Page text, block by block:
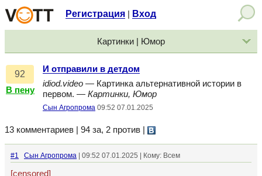
Регистрация Вход
Картинки | Юмор
92
В пену
И отправили в детдом
idiod.video — Картинка альтернативной истории в
первом. — Картинки, Юмор
Сын Агропрома 09:52 07.01.2025
13 комментариев | 94 за, 2 против
#1 Сын Агропрома | 09:52 07.01.2025 | Кому: Всем
[censored]